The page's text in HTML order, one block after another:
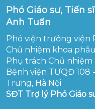
Phó Giáo sư, Tiến
Anh Tuấn
Phó viện trưởng
Chủ nhiệm khoa
Phụ trách Chủ
Bệnh viện TƯQĐ 108
Trưng, Hà Nội
SĐT Trợ lý Phó Giáo